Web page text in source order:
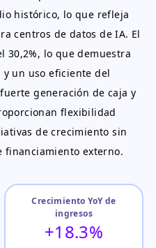
histórico, lo que refleja
centros de datos de IA. El
30,2%, lo que demuestra
un uso eficiente del
generación de caja y
flexibilidad
de crecimiento sin
financiamiento externo.
Crecimiento YoY de
ingresos
+18.3%